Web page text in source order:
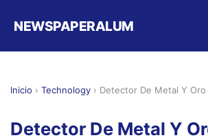
NEWSPAPERALUM
Inicio › Technology › Detector De Metal Y Oro
Detector De Metal Y